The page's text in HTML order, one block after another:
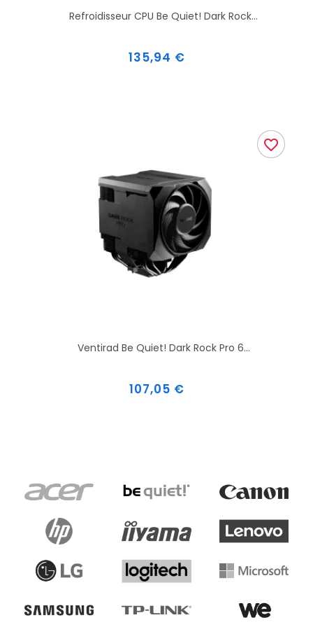
Refroidisseur CPU Be Quiet! Dark Rock...
Prix
135,94 €
Ventirad Be Quiet! Dark Rock Pro 6...
Prix
107,05 €
favorite_border